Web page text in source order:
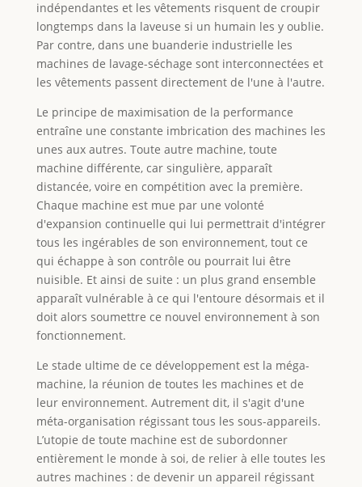
indépendantes et les vêtements risquent de croupir
longtemps dans la laveuse si un humain les y oublie.
Par contre, dans une buanderie industrielle les
machines de lavage-séchage sont interconnectées et
les vêtements passent directement de l'une à l'autre.
Le principe de maximisation de la performance
entraîne une constante imbrication des machines les
unes aux autres. Toute autre machine, toute
machine différente, car singulière, apparaît
distancée, voire en compétition avec la première.
Chaque machine est mue par une volonté
d'expansion continuelle qui lui permettrait d'intégrer
tous les ingérables de son environnement, tout ce
qui échappe à son contrôle ou pourrait lui être
nuisible. Et ainsi de suite : un plus grand ensemble
apparaît vulnérable à ce qui l'entoure désormais et il
doit alors soumettre ce nouvel environnement à son
fonctionnement.
Le stade ultime de ce développement est la méga-
machine, la réunion de toutes les machines et de
leur environnement. Autrement dit, il s'agit d'une
méta-organisation régissant tous les sous-appareils.
L’utopie de toute machine est de subordonner
entièrement le monde à soi, de relier à elle toutes les
autres machines : de devenir un appareil régissant